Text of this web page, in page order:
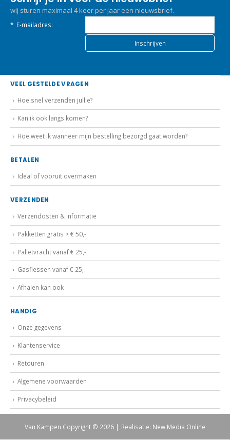
wij sturen maximaal 4 keer per jaar een nieuwsbrief.
* E-mailadres:
VEEL GESTELDE VRAGEN
Hoe snel verzenden jullie?
Kan ik ook langs komen?
Hoe weet ik wanneer mijn bestelling bezorgd gaat worden?
BETALEN
Ideal of vooruit overmaken
VERZENDEN
Verzendosten & informatie
Pakketten gratis > € 50,-
Palletvracht vanaf € 25,-
Gasflessen vanaf € 25,-
Afhalen kan ook
HANDIG
Onze gegevens
Klantenservice
Retouren
Algemene voorwaarden
Privacybeleid
Van Kampen Copyright © 2026 | Realisatie: New Media Online